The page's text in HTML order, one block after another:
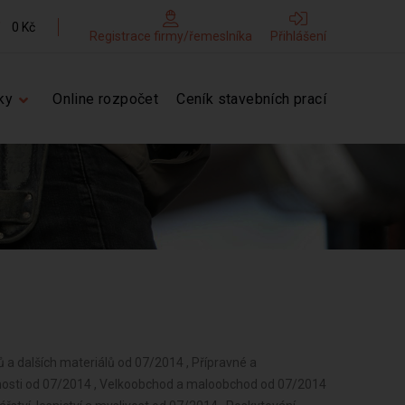
0 Kč
Registrace firmy/řemeslníka Přihlášení
Online rozpočet Ceník stavebních prací
dalších materiálů od 07/2014 , Přípravné a
od 07/2014 , Velkoobchod a maloobchod od 07/2014